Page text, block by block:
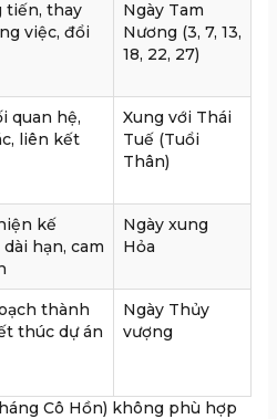
tiến, thay
việc, đổi
Ngày Tam
Nương (3, 7, 13,
18, 22, 27)
quan hệ,
liên kết
Xung với Thái
Tuế (Tuổi
Thân)
kế
hạn, cam
Ngày xung
Hỏa
thành
thúc dự án
Ngày Thủy
vượng
Cô Hồn) không phù hợp